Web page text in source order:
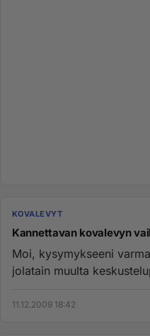
KOVALEVYT
Kannettavan kovalevyn
Moi, kysymykseeni varmaan löytyy jo vastaus tältä tai
jolatain muulta
11.12.2009 18:42